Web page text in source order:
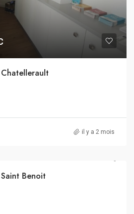
il y a 2 mois
Benoit